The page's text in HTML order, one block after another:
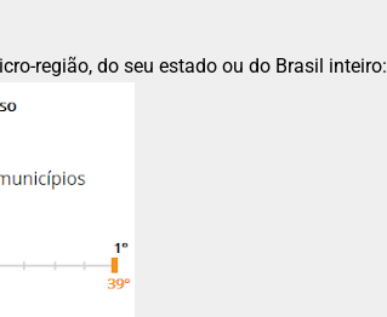
região, do seu estado ou do Brasil inteiro: